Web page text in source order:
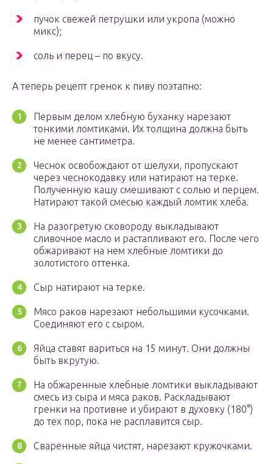
пучок свежей петрушки или укропа (можно
микс);
соль и перец – по вкусу.
А теперь рецепт гренок к пиву поэтапно:
Первым делом хлебную буханку нарезают
тонкими ломтиками. Их толщина должна быть
не менее сантиметра.
Чеснок освобождают от шелухи, пропускают
через чеснокодавку или натирают на терке.
Полученную кашу смешивают с солью и перцем.
Натирают такой смесью каждый ломтик хлеба.
На разогретую сковороду выкладывают
сливочное масло и растапливают его. После чего
обжаривают на нем хлебные ломтики до
золотистого оттенка.
Сыр натирают на терке.
Мясо раков нарезают небольшими кусочками.
Соединяют его с сыром.
Яйца ставят вариться на 15 минут. Они должны
быть вкрутую.
На обжаренные хлебные ломтики выкладывают
смесь из сыра и мяса раков. Раскладывают
гренки на противне и убирают в духовку (180°)
до тех пор, пока не расплавится сыр.
Сваренные яйца чистят, нарезают кружочками.